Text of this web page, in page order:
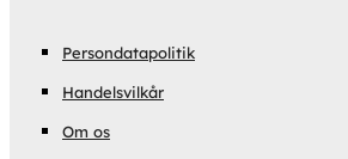
Persondatapolitik
Handelsvilkår
Om os